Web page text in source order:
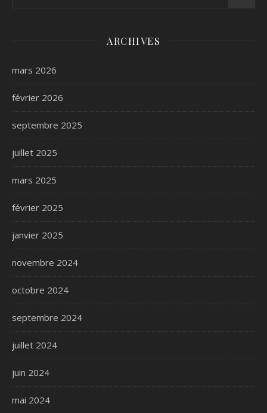
ARCHIVES
mars 2026
février 2026
septembre 2025
juillet 2025
mars 2025
février 2025
janvier 2025
novembre 2024
octobre 2024
septembre 2024
juillet 2024
juin 2024
mai 2024